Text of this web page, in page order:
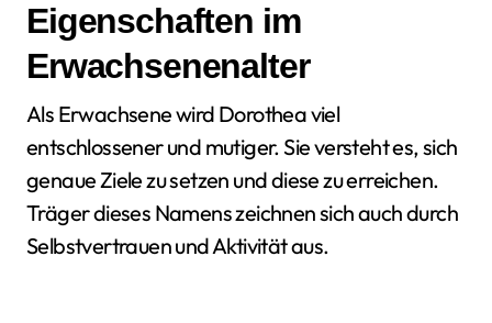
Eigenschaften im
Erwachsenenalter
Als Erwachsene wird Dorothea viel
entschlossener und mutiger. Sie versteht es, sich
genaue Ziele zu setzen und diese zu erreichen.
Träger dieses Namens zeichnen sich auch durch
Selbstvertrauen und Aktivität aus.